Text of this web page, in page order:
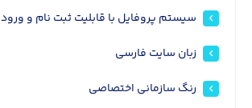
سیستم پروفایل با قابلیت ثبت نام و ورود
زبان سایت فارسی
رنگ سازمانی اختصاصی